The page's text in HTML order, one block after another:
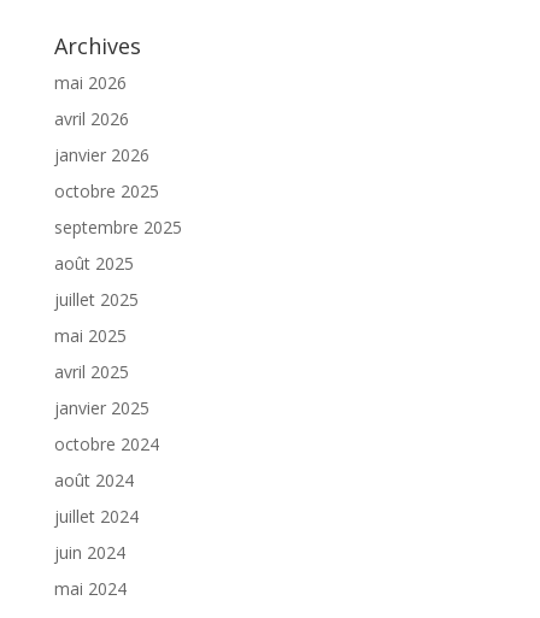
Archives
mai 2026
avril 2026
janvier 2026
octobre 2025
septembre 2025
août 2025
juillet 2025
mai 2025
avril 2025
janvier 2025
octobre 2024
août 2024
juillet 2024
juin 2024
mai 2024